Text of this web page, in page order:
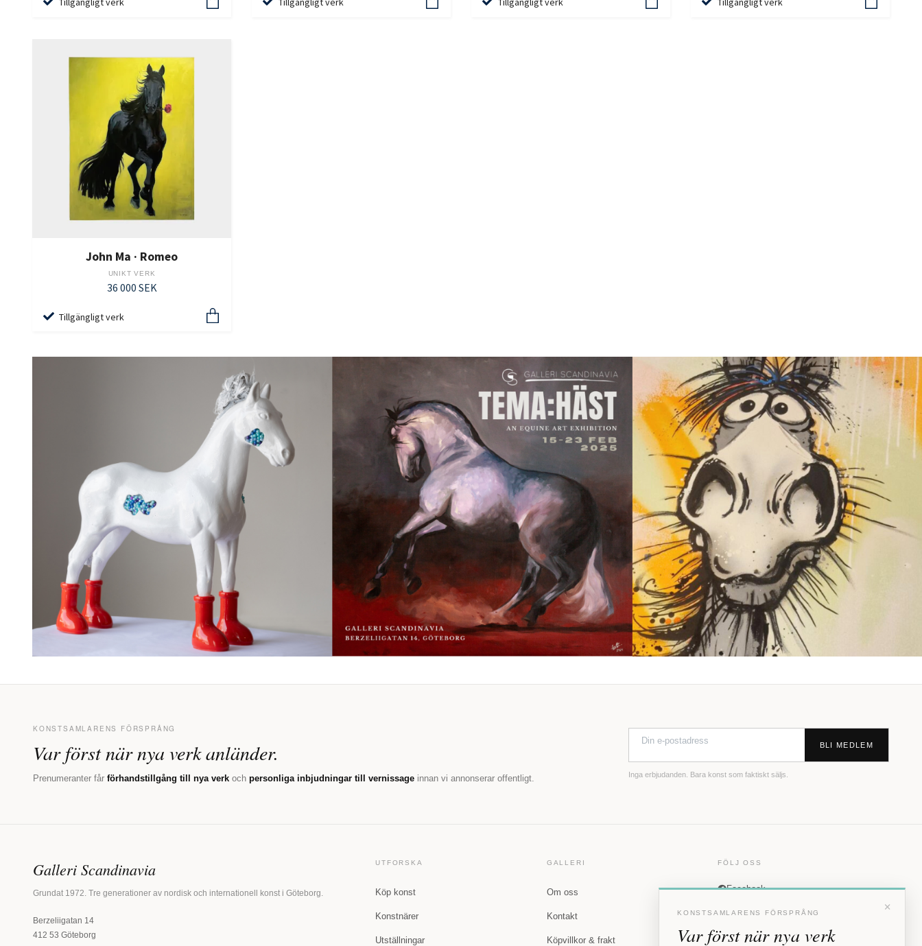
John Ma · Romeo
UNIKT VERK
36 000 SEK
Tillgängligt verk
KONSTSAMLARENS FÖRSPRÅNG
Var först när nya verk anländer.
Prenumeranter får förhandstillgång till nya verk och personliga inbjudningar till vernissage innan vi annonserar offentligt.
BLI MEDLEM
Inga erbjudanden. Bara konst som faktiskt säljs.
Galleri Scandinavia
Grundat 1972. Tre generationer av nordisk och internationell konst i Göteborg.
Berzeliigatan 14
412 53 Göteborg
UTFORSKA
Köp konst
Konstnärer
Utställningar
GALLERI
Om oss
Kontakt
Köpvillkor & frakt
FÖLJ OSS
Facebook
×
KONSTSAMLARENS FÖRSPRÅNG
Var först när nya verk